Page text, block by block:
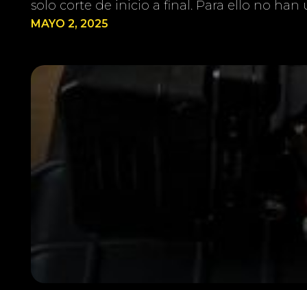
solo corte de inicio a final. Para ello no han
MAYO 2, 2025